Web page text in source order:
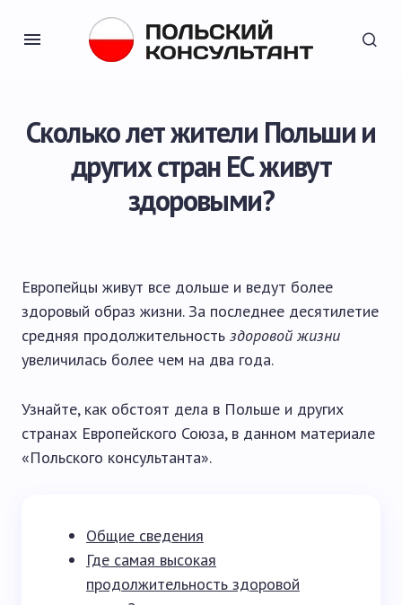
Сколько лет жители Польши и
других стран ЕС живут
здоровыми?
Европейцы живут все дольше и ведут более
здоровый образ жизни. За последнее десятилетие
средняя продолжительность здоровой жизни
увеличилась более чем на два года.
Узнайте, как обстоят дела в Польше и других
странах Европейского Союза, в данном материале
«Польского консультанта».
Общие сведения
Где самая высокая
продолжительность здоровой